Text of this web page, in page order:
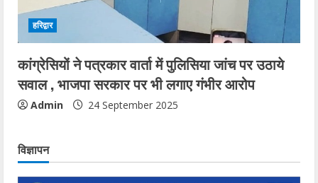
हरिद्वार
कांग्रेसियों ने पत्रकार वार्ता में पुलिसिया जांच पर उठाये
सवाल , भाजपा सरकार पर भी लगाए गंभीर आरोप
Admin 24 September 2025
विज्ञापन